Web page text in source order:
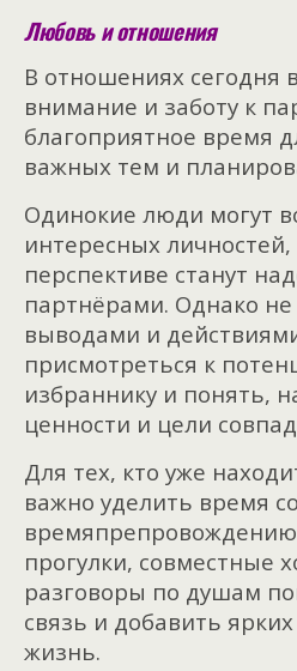
Любовь и отношения
В отношениях сегодня
внимание и заботу к
благоприятное время
важных тем и
Одинокие люди могут
интересных
перспективе станут
партнёрами. Однако не
выводами и
присмотреться к
избраннику и понять,
ценности и цели
Для тех, кто уже
важно уделить время
прогулки, совместные
разговоры по душам
связь и добавить
жизнь.